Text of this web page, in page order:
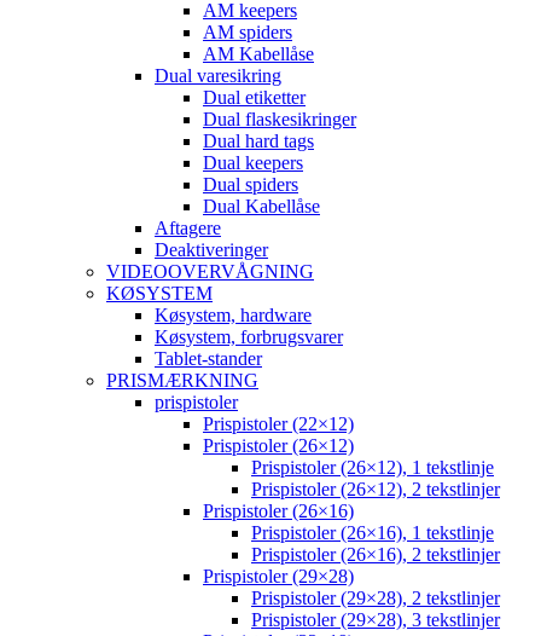
AM keepers
AM spiders
AM Kabellåse
Dual varesikring
Dual etiketter
Dual flaskesikringer
Dual hard tags
Dual keepers
Dual spiders
Dual Kabellåse
Aftagere
Deaktiveringer
VIDEOOVERVÅGNING
KØSYSTEM
Køsystem, hardware
Køsystem, forbrugsvarer
Tablet-stander
PRISMÆRKNING
prispistoler
Prispistoler (22×12)
Prispistoler (26×12)
Prispistoler (26×12), 1 tekstlinje
Prispistoler (26×12), 2 tekstlinjer
Prispistoler (26×16)
Prispistoler (26×16), 1 tekstlinje
Prispistoler (26×16), 2 tekstlinjer
Prispistoler (29×28)
Prispistoler (29×28), 2 tekstlinjer
Prispistoler (29×28), 3 tekstlinjer